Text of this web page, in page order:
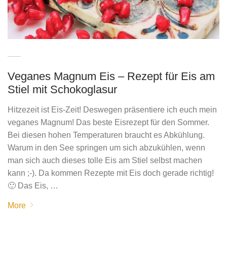
Veganes Magnum Eis – Rezept für Eis am
Stiel mit Schokoglasur
Hitzezeit ist Eis-Zeit! Deswegen präsentiere ich euch mein
veganes Magnum! Das beste Eisrezept für den Sommer.
Bei diesen hohen Temperaturen braucht es Abkühlung.
Warum in den See springen um sich abzukühlen, wenn
man sich auch dieses tolle Eis am Stiel selbst machen
kann ;-). Da kommen Rezepte mit Eis doch gerade richtig!
🙂 Das Eis, …
More